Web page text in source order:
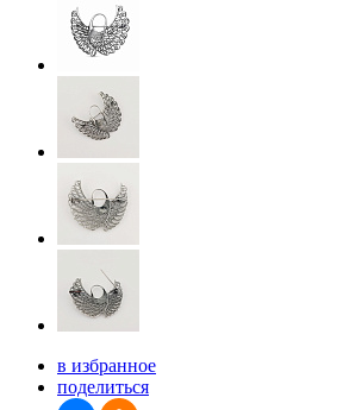
в избранное
поделиться